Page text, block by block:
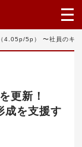
4.05p/5p） 〜社員のキ
更新！
成を支援す